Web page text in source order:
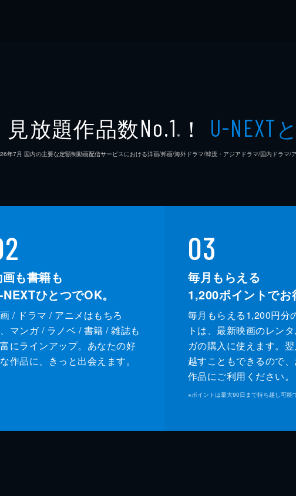
見放題作品数No.1 ※ ！ U-NEXT
年7⽉ 国内の主要な定額制動画配信サービスにおける洋画/邦画/海外ドラマ/韓流・アジアドラマ/国内ドラマ/
も書籍も
NEXTひとつでOK。
/ ドラマ / アニメはもちろ
マンガ / ラノベ / 書籍 / 雑誌も
にラインアップ。あなたの好
作品に、きっと出会えます。
03
毎月もらえる
1,200ポイントでお
毎月もらえる1,200円分
トは、最新映画のレン
ガの購入に使えます。
越すこともできるので
作品にご利用ください。
※ポイントは最大90日まで持ち越し可能